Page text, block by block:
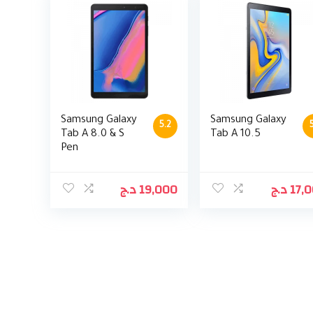
5.2
Samsung Galaxy
Tab A 8.0 & S
Pen
19,000د.ج
Samsung Galaxy
Tab A 10.5
د.ج